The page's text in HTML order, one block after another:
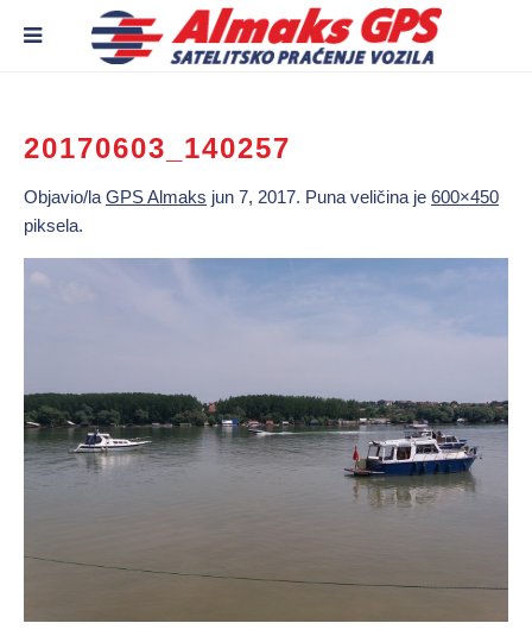
20170603_140257
Objavio/la GPS Almaks jun 7, 2017. Puna veličina je 600×450
piksela.